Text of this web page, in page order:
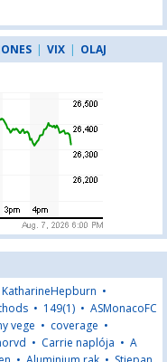
| VIX | OLAJ
KatharineHepburn •
• 149(1) • ASMonacoFC
vege • coverage •
• Carrie naplója • A